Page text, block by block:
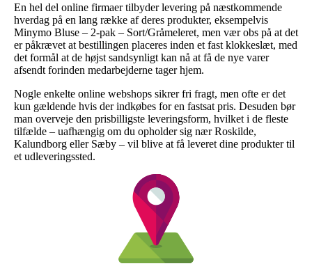
En hel del online firmaer tilbyder levering på næstkommende
hverdag på en lang række af deres produkter, eksempelvis
Minymo Bluse – 2-pak – Sort/Gråmeleret, men vær obs på at det
er påkrævet at bestillingen placeres inden et fast klokkeslæt, med
det formål at de højst sandsynligt kan nå at få de nye varer
afsendt forinden medarbejderne tager hjem.
Nogle enkelte online webshops sikrer fri fragt, men ofte er det
kun gældende hvis der indkøbes for en fastsat pris. Desuden bør
man overveje den prisbilligste leveringsform, hvilket i de fleste
tilfælde – uafhængig om du opholder sig nær Roskilde,
Kalundborg eller Sæby – vil blive at få leveret dine produkter til
et udleveringssted.